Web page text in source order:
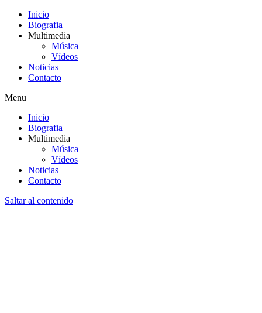
Inicio
Biografia
Multimedia
Música
Vídeos
Noticias
Contacto
Menu
Inicio
Biografia
Multimedia
Música
Vídeos
Noticias
Contacto
Saltar al contenido